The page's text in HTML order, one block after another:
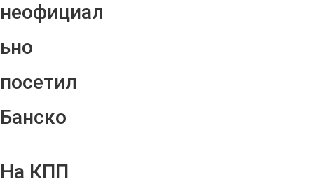
неофициал
ьно
посетил
Банско
На КПП